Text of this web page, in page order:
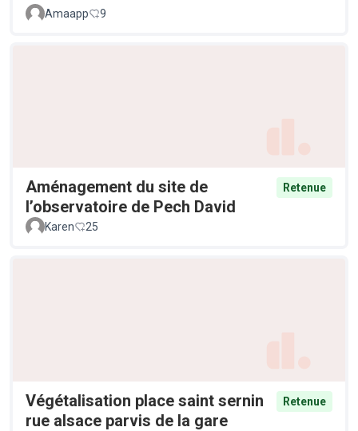
Amaapp 9
Aménagement du site de
l’observatoire de Pech David
Retenue
Karen 25
Végétalisation place saint sernin
rue alsace parvis de la gare
Retenue